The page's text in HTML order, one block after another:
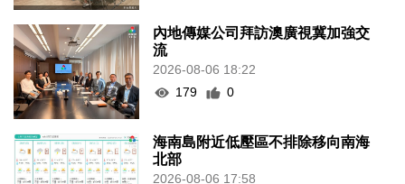
內地傳媒公司拜訪澳廣視冀加強交
流
2026-08-06 18:22
179
0
海南島附近低壓區不排除移向南海
北部
2026-08-06 17:58